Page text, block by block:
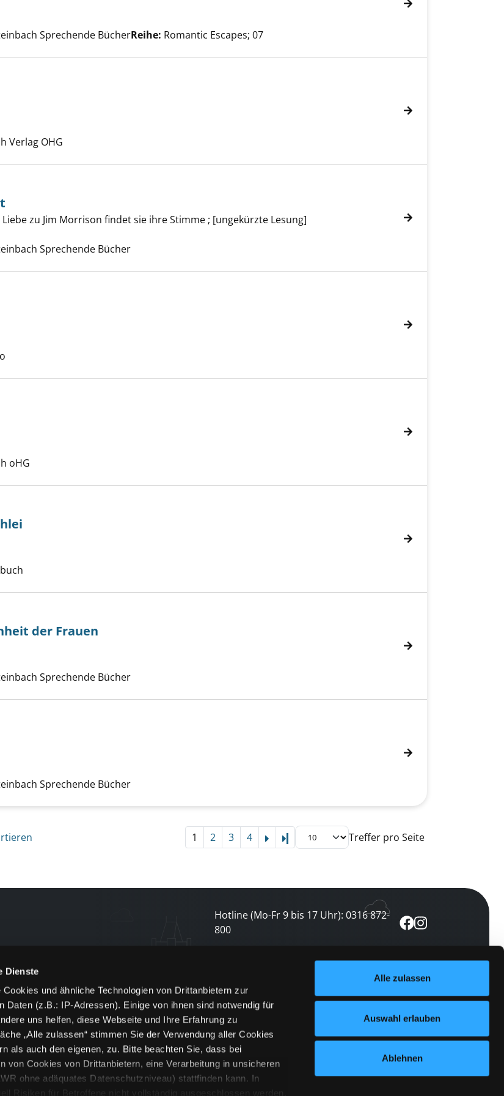
Dienste
und ähnliche Technologien von Drittanbietern zur
Daten (z.B.: IP-Adressen). Einige von ihnen sind notwendig für
uns helfen, diese Webseite und Ihre Erfahrung zu
„Alle zulassen“ stimmen Sie der Verwendung aller Cookies
als auch den eigenen, zu. Bitte beachten Sie, dass bei
von Cookies von Drittanbietern, eine Verarbeitung in unsicheren
ohne adäquates Datenschutzniveau) stattfinden kann. In
Risiken für Betroffene nicht vollständig ausgeschlossen werden.
Alle zulassen
Auswahl erlauben
Ablehnen
Sprechende BücherReihe: Romantic Escapes; 07
Verlag OHG
Nacht anzeigen
zu Jim Morrison findet sie ihre Stimme ; [ungekürzte Lesung]
Sprechende Bücher
oHG
der Schlei anzeigen
Schönheit der Frauen anzeigen
der Frauen
Sprechende Bücher
Spina anzeigen
Sprechende Bücher
1 2 3 4 Letzte Seite Treffer pro Seite
Hotline (Mo-Fr 9 bis 17 Uhr): 0316 872-
800
Newsletter abonnieren
und keine Veranstaltung verpassen
jetzt abonnieren